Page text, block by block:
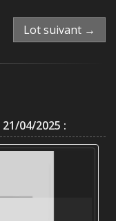
Lot suivant →
21/04/2025 :